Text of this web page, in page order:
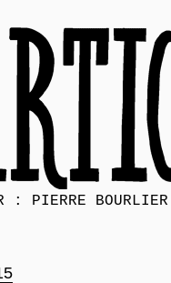
: PIERRE BOURLIER